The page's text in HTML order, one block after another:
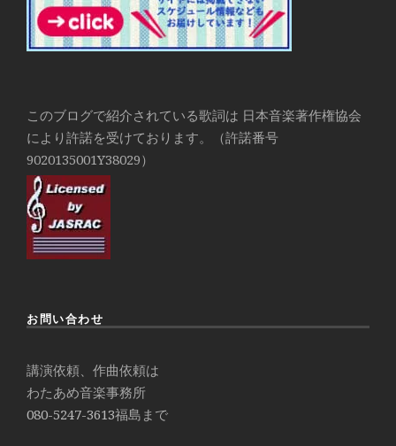
このブログで紹介されている歌詞は 日本音楽著作権協会
により許諾を受けております。（許諾番号
9020135001Y38029）
お問い合わせ
講演依頼、作曲依頼は
わたあめ音楽事務所
080-5247-3613福島まで